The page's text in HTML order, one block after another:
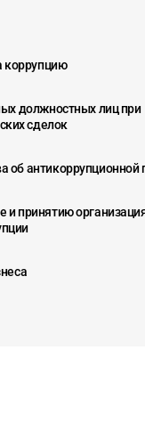
коррупцию
должностных лиц при
сделок
об антикоррупционной
и принятию